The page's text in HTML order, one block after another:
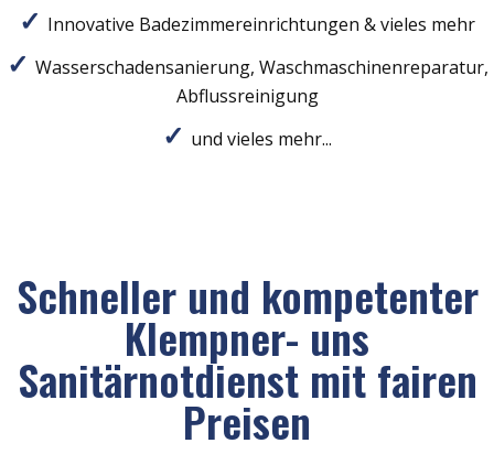
Innovative Badezimmereinrichtungen & vieles mehr
Wasserschadensanierung, Waschmaschinenreparatur,
Abflussreinigung
und vieles mehr...
Schneller und kompetenter
Klempner- uns
Sanitärnotdienst mit fairen
Preisen